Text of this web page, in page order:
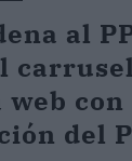
al
con
del